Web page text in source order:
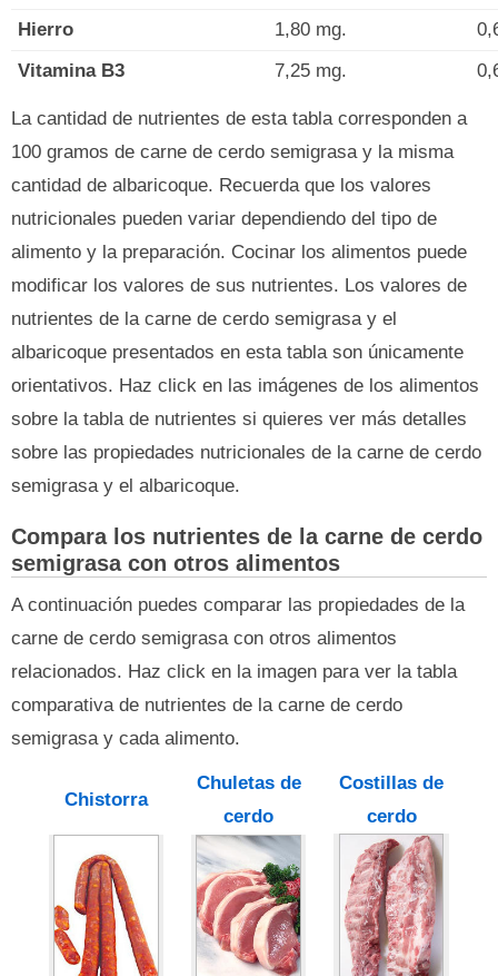
Hierro
1,80 mg.
Vitamina B3
7,25 mg.
La cantidad de nutrientes de esta tabla corresponden a
100 gramos de carne de cerdo semigrasa y la misma
cantidad de albaricoque. Recuerda que los valores
nutricionales pueden variar dependiendo del tipo de
alimento y la preparación. Cocinar los alimentos puede
modificar los valores de sus nutrientes. Los valores de
nutrientes de la carne de cerdo semigrasa y el
albaricoque presentados en esta tabla son únicamente
orientativos. Haz click en las imágenes de los alimentos
sobre la tabla de nutrientes si quieres ver más detalles
sobre las propiedades nutricionales de la carne de cerdo
semigrasa y el albaricoque.
Compara los nutrientes de la carne de cerdo
semigrasa con otros alimentos
A continuación puedes comparar las propiedades de la
carne de cerdo semigrasa con otros alimentos
relacionados. Haz click en la imagen para ver la tabla
comparativa de nutrientes de la carne de cerdo
semigrasa y cada alimento.
Chistorra
Chuletas de
cerdo
Costillas de
cerdo